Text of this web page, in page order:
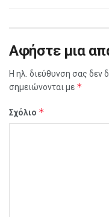
Αφήστε μια
Η ηλ. διεύθυνση σας δεν
σημειώνονται με *
Σχόλιο *